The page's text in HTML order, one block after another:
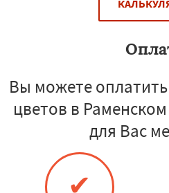
Вы можете
цветов в
для Вас
✔